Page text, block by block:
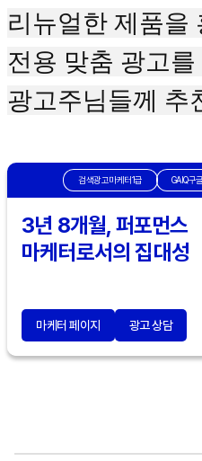
리뉴얼한 제품을
전용 맞춤 광고
광고주님들께 추
검색광고마케터1급 GAIQ구
3년 8개월, 퍼포먼스
마케터로서의 집대성
마케터 페이지 광고 상담